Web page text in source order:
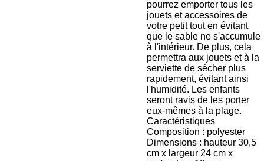
pourrez emporter tous les
jouets et accessoires de
votre petit tout en évitant
que le sable ne s'accumule
à l'intérieur. De plus, cela
permettra aux jouets et à la
serviette de sécher plus
rapidement, évitant ainsi
l'humidité. Les enfants
seront ravis de les porter
eux-mêmes à la plage.
Caractéristiques
Composition : polyester
Dimensions : hauteur 30,5
cm x largeur 24 cm x